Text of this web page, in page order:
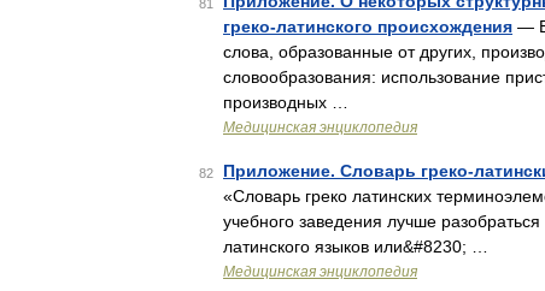
81
греко-латинского происхождения —
слова, образованные от других,
словообразования: использование
производных …
Медицинская энциклопедия
82 Приложение. Словарь греко-
«Словарь греко латинских
учебного заведения лучше
латинского языков или&#8230; …
Медицинская энциклопедия